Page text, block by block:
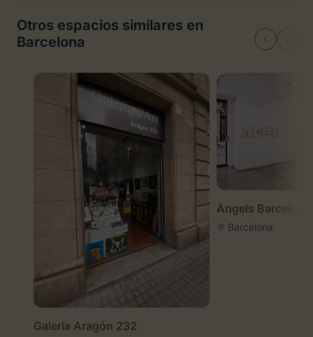
Otros espacios similares en
Barcelona
Galería Aragón 232
Àngels Barcelona
Barcelona